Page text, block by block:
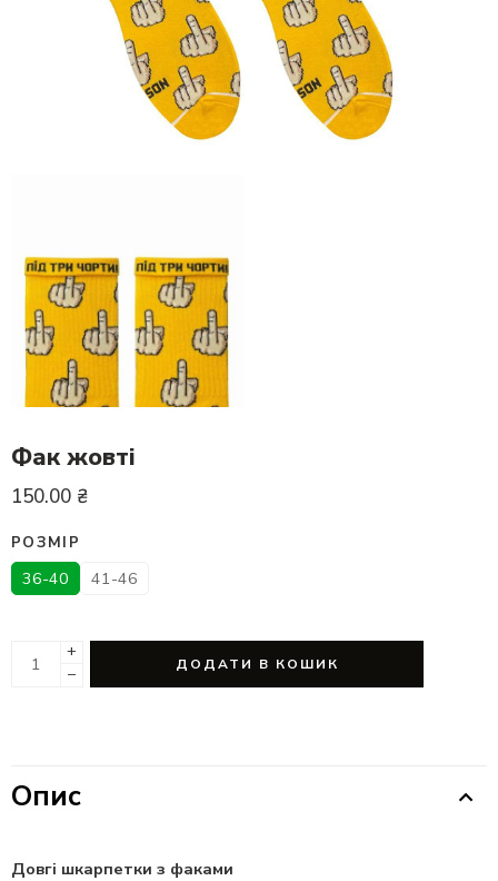
Фак жовті
150.00 ₴
РОЗМІР
36-40 41-46
+
−
ДОДАТИ В КОШИК
Опис
Довгі шкарпетки з факами